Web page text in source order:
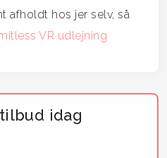
afholdt hos jer selv, så
VR udlejning
idag